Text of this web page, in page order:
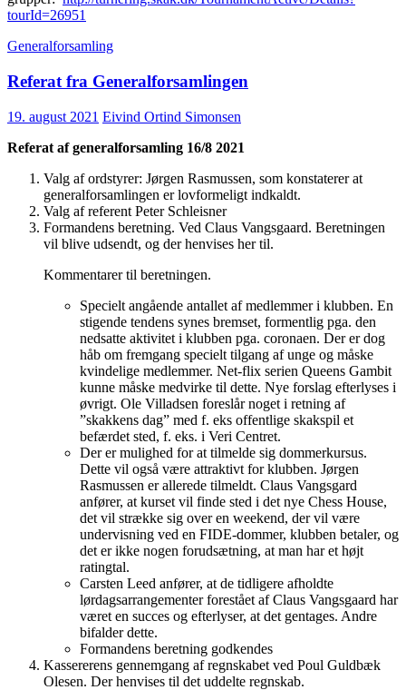
tourId=26951
Generalforsamling
Referat fra Generalforsamlingen
19. august 2021 Eivind Ortind Simonsen
Referat af generalforsamling 16/8 2021
Valg af ordstyrer: Jørgen Rasmussen, som konstaterer at
generalforsamlingen er lovformeligt indkaldt.
Valg af referent Peter Schleisner
Formandens beretning. Ved Claus Vangsgaard. Beretningen
vil blive udsendt, og der henvises her til.
Kommentarer til beretningen.
Specielt angående antallet af medlemmer i klubben. En
stigende tendens synes bremset, formentlig pga. den
nedsatte aktivitet i klubben pga. coronaen. Der er dog
håb om fremgang specielt tilgang af unge og måske
kvindelige medlemmer. Net-flix serien Queens Gambit
kunne måske medvirke til dette. Nye forslag efterlyses i
øvrigt. Ole Villadsen foreslår noget i retning af
”skakkens dag” med f. eks offentlige skakspil et
befærdet sted, f. eks. i Veri Centret.
Der er mulighed for at tilmelde sig dommerkursus.
Dette vil også være attraktivt for klubben. Jørgen
Rasmussen er allerede tilmeldt. Claus Vangsgard
anfører, at kurset vil finde sted i det nye Chess House,
det vil strække sig over en weekend, der vil være
undervisning ved en FIDE-dommer, klubben betaler, og
det er ikke nogen forudsætning, at man har et højt
ratingtal.
Carsten Leed anfører, at de tidligere afholdte
lørdagsarrangementer forestået af Claus Vangsgaard har
været en succes og efterlyser, at det gentages. Andre
bifalder dette.
Formandens beretning godkendes
Kassererens gennemgang af regnskabet ved Poul Guldbæk
Olesen. Der henvises til det uddelte regnskab.